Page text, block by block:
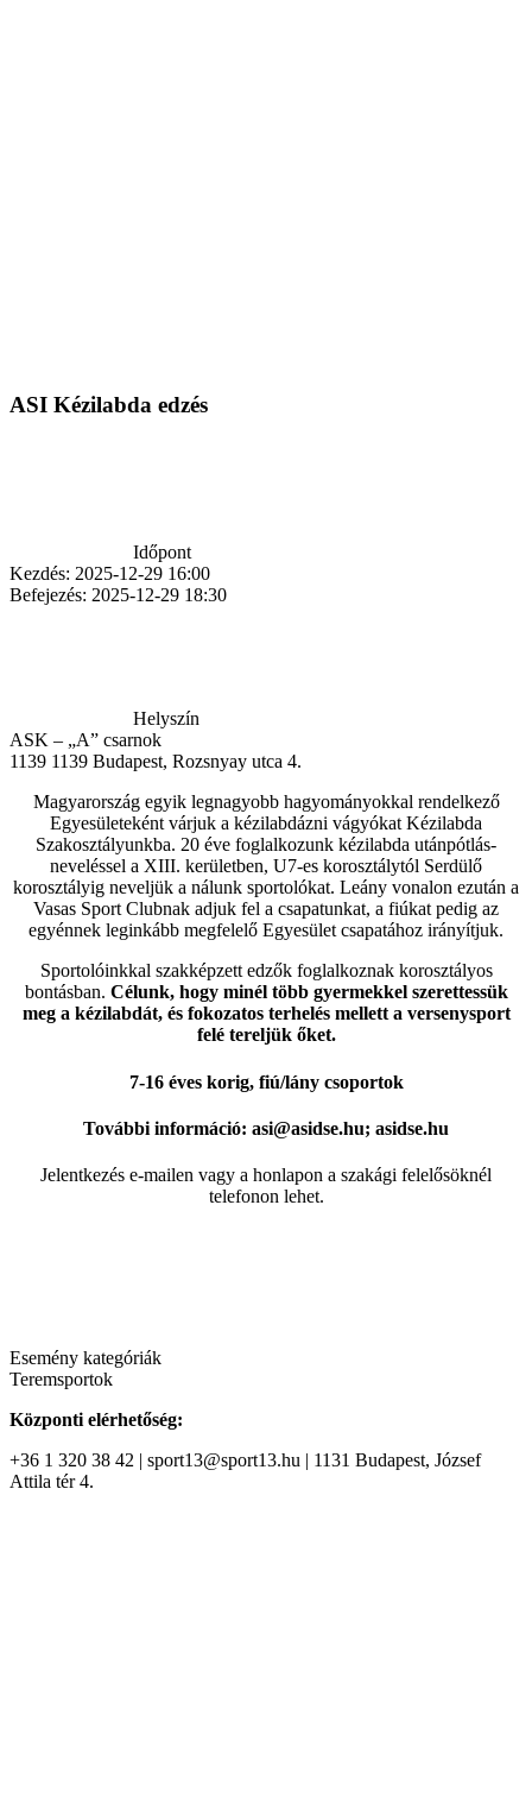
ASI Kézilabda edzés
Időpont
Kezdés: 2025-12-29 16:00
Befejezés: 2025-12-29 18:30
Helyszín
ASK – „A” csarnok
1139 1139 Budapest, Rozsnyay utca 4.
Magyarország egyik legnagyobb hagyományokkal rendelkező
Egyesületeként várjuk a kézilabdázni vágyókat Kézilabda
Szakosztályunkba. 20 éve foglalkozunk kézilabda utánpótlás-
neveléssel a XIII. kerületben, U7-es korosztálytól Serdülő
korosztályig neveljük a nálunk sportolókat. Leány vonalon ezután a
Vasas Sport Clubnak adjuk fel a csapatunkat, a fiúkat pedig az
egyénnek leginkább megfelelő Egyesület csapatához irányítjuk.
Sportolóinkkal szakképzett edzők foglalkoznak korosztályos
bontásban. Célunk, hogy minél több gyermekkel szerettessük
meg a kézilabdát, és fokozatos terhelés mellett a versenysport
felé tereljük őket.
7-16 éves korig, fiú/lány csoportok
További információ: asi@asidse.hu; asidse.hu
Jelentkezés e-mailen vagy a honlapon a szakági felelősöknél
telefonon lehet.
Esemény kategóriák
Teremsportok
Központi elérhetőség:
+36 1 320 38 42 | sport13@sport13.hu | 1131 Budapest, József
Attila tér 4.